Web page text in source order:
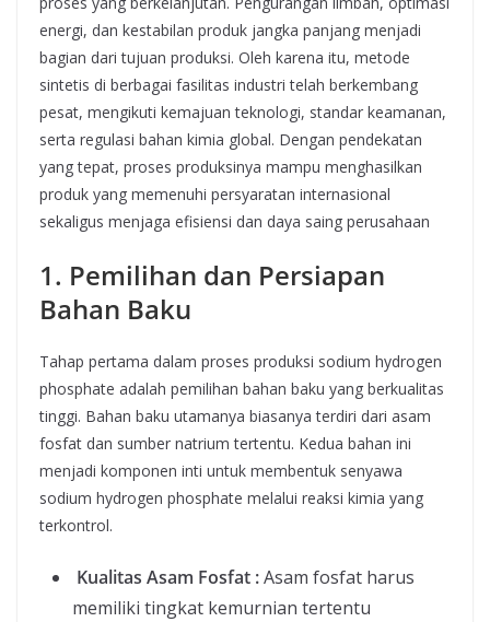
energi, dan kestabilan produk jangka panjang menjadi
bagian dari tujuan produksi. Oleh karena itu, metode
sintetis di berbagai fasilitas industri telah berkembang
pesat, mengikuti kemajuan teknologi, standar keamanan,
serta regulasi bahan kimia global. Dengan pendekatan
yang tepat, proses produksinya mampu menghasilkan
produk yang memenuhi persyaratan internasional
sekaligus menjaga efisiensi dan daya saing perusahaan
1. Pemilihan dan Persiapan
Bahan Baku
Tahap pertama dalam proses produksi sodium hydrogen
phosphate adalah pemilihan bahan baku yang berkualitas
tinggi. Bahan baku utamanya biasanya terdiri dari asam
fosfat dan sumber natrium tertentu. Kedua bahan ini
menjadi komponen inti untuk membentuk senyawa
sodium hydrogen phosphate melalui reaksi kimia yang
terkontrol.
Kualitas Asam Fosfat :Asam fosfat harus
memiliki tingkat kemurnian tertentu